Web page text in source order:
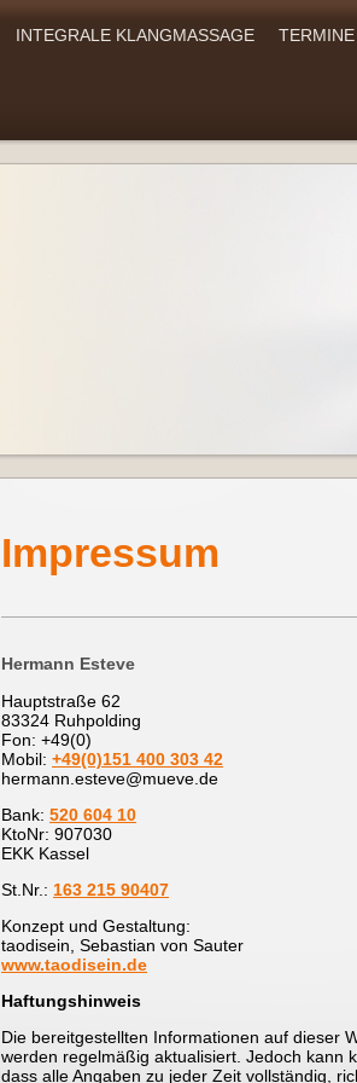
INTEGRALE KLANGMASSAGE TERMINE
Impressum
Hermann Esteve
Hauptstraße 62
83324 Ruhpolding
Fon: +49(0)
Mobil: +49(0)151 400 303 42
hermann.esteve@mueve.de
Bank: 520 604 10
KtoNr: 907030
EKK Kassel
St.Nr.: 163 215 90407
Konzept und Gestaltung:
taodisein, Sebastian von Sauter
www.taodisein.de
Haftungshinweis
Die bereitgestellten Informationen auf dieser
werden regelmäßig aktualisiert. Jedoch kann
dass alle Angaben zu jeder Zeit vollständig,